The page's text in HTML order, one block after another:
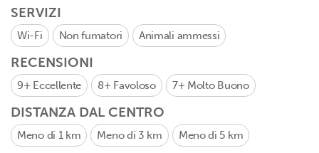
SERVIZI
Wi-Fi Non fumatori Animali ammessi
RECENSIONI
9+ Eccellente 8+ Favoloso 7+ Molto Buono
DISTANZA DAL CENTRO
Meno di 1 km Meno di 3 km Meno di 5 km